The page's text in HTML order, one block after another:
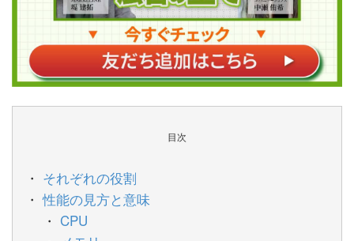
目次
それぞれの役割
性能の見方と意味
CPU